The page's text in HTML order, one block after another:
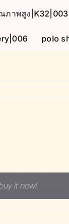
ภาพสูง|K32|003
polo